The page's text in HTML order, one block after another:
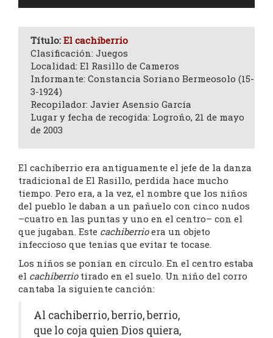
Título: El cachiberrio
Clasificación: Juegos
Localidad: El Rasillo de Cameros
Informante: Constancia Soriano Bermeosolo (15-
3-1924)
Recopilador: Javier Asensio García
Lugar y fecha de recogida: Logroño, 21 de mayo
de 2003
El cachiberrio era antiguamente el jefe de la danza
tradicional de El Rasillo, perdida hace mucho
tiempo. Pero era, a la vez, el nombre que los niños
del pueblo le daban a un pañuelo con cinco nudos
–cuatro en las puntas y uno en el centro– con el
que jugaban. Este cachiberrioera un objeto
infeccioso que tenías que evitar te tocase.
Los niños se ponían en círculo. En el centro estaba
el cachiberriotirado en el suelo. Un niño del corro
cantaba la siguiente canción:
Al cachiberrio, berrio, berrio,
que lo coja quien Dios quiera,